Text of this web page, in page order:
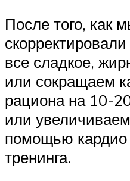
После того, как
все сладкое,
или сокращаем
рациона на 10-
или
помощью кардио
тренинга.